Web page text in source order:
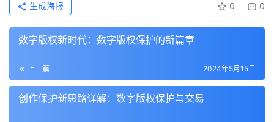
0 0
生成海报
数字版权新时代：数字版权保护的新篇章
上一篇 2024年5月15日
创作保护新思路详解：数字版权保护与交易